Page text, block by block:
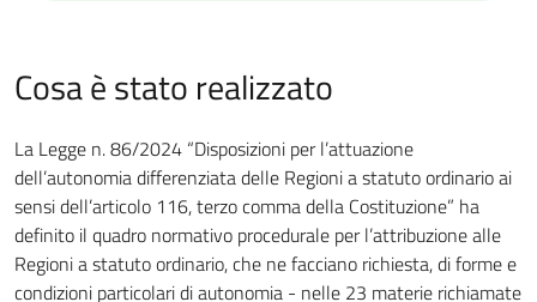
Cosa è stato realizzato
La Legge n. 86/2024 “Disposizioni per l’attuazione
dell’autonomia differenziata delle Regioni a statuto ordinario ai
sensi dell’articolo 116, terzo comma della Costituzione” ha
definito il quadro normativo procedurale per l’attribuzione alle
Regioni a statuto ordinario, che ne facciano richiesta, di forme e
condizioni particolari di autonomia - nelle 23 materie richiamate